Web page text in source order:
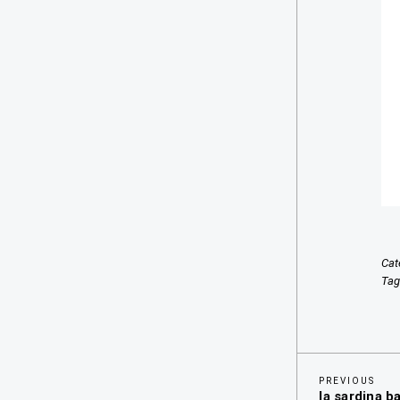
Previous
PREVIOUS
la sardina